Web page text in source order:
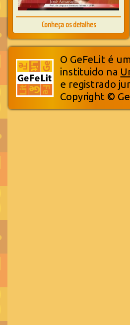
Conheça os detalhes
O GeFeLit é
instituido na
e registrado
Copyright ©